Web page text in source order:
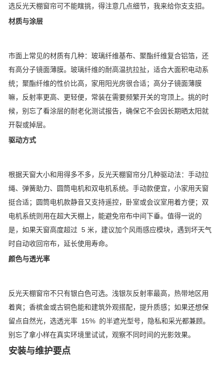
选反光天棚窗帘可不能瞎挑，得注意几点细节，我来给你支支招。
材质与涂层
市面上常见的材质有几种：玻璃纤维基布、聚酯纤维复合铝箔，还
有高分子镜面薄膜。玻璃纤维的耐高温抗拉扯，适合大面积电动系
统；聚酯纤维的性价比高，家用阳光房很合适；高分子镜面薄膜
嘛，反射率更高、更轻便，常装在需要频繁开关的穹顶上。挑的时
候，别忘了看涂层的耐老化测试报告，确保它不会因长期晒太阳就
开裂或掉层。
驱动方式
根据天窗大小和用得多不多，反光天棚窗帘分几种驱动法：手动拉
绳、弹簧助力、圆筒电机和双电机系统。手动款便宜，小家用天窗
挺合适；圆筒电机款静音又支持遥控，卧室或会议室用着方便；双
电机系统则用在超大天棚上，能避免帘布中间下垂。值得一说的
是，如果天窗高度超过 5 米，建议加个风雨感应模块，遇到坏天气
时自动收回帘布，延长使用寿命。
颜色与透光率
反光天棚窗帘不只有银白色可选。浅银灰反射率最高，热带地区用
着爽；香槟金或古铜色能和建筑外观搭配，提升质感；如果还想保
留点自然光，选透光率 15% 的半遮光型号，隐私和采光都兼顾。
别忘了拿小样在真实环境里试试，观察不同时间的光影效果。
安装与维护要点